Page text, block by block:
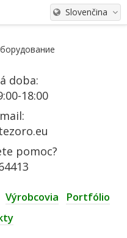
Slovenčina
doba:
18:00
pomoc?
Výrobcovia
Portfólio